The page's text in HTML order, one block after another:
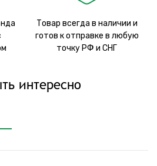
Товар всегда в наличии и
готов к отправке в любую
точку РФ и СНГ
интересно